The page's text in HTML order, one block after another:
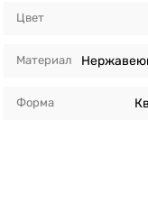
Цвет
Материал
Форма